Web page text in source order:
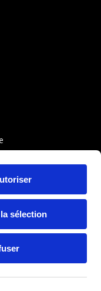
sélection